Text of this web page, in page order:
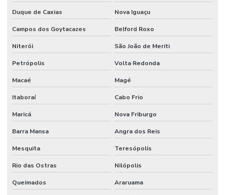
Duque de Caxias Nova Iguaçu
Campos dos Goytacazes Belford Roxo
Niterói São João de Meriti
Petrópolis Volta Redonda
Macaé Magé
Itaboraí Cabo Frio
Maricá Nova Friburgo
Barra Mansa Angra dos Reis
Mesquita Teresópolis
Rio das Ostras Nilópolis
Queimados Araruama